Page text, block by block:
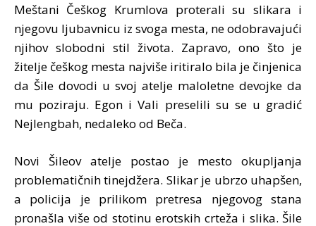
Meštani Češkog Krumlova proterali su slikara i
njegovu ljubavnicu iz svoga mesta, ne odobravajući
njihov slobodni stil života. Zapravo, ono što je
žitelje češkog mesta najviše iritiralo bila je činjenica
da Šile dovodi u svoj atelje maloletne devojke da
mu poziraju. Egon i Vali preselili su se u gradić
Nejlengbah, nedaleko od Beča.
Novi Šileov atelje postao je mesto okupljanja
problematičnih tinejdžera. Slikar je ubrzo uhapšen,
a policija je prilikom pretresa njegovog stana
pronašla više od stotinu erotskih crteža i slika. Šile